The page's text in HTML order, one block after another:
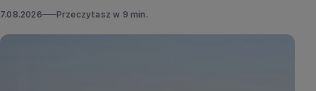
7.08.2026 Przeczytasz w 9 min.